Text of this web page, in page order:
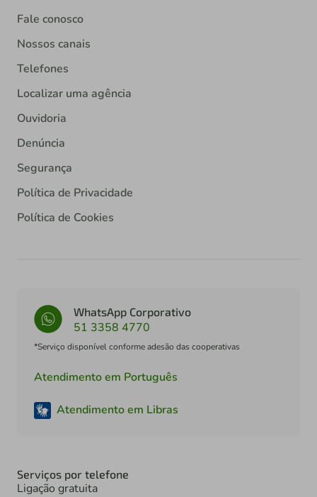
Fale conosco
Nossos canais
Telefones
Localizar uma agência
Ouvidoria
Denúncia
Segurança
Política de Privacidade
Política de Cookies
WhatsApp Corporativo
51 3358 4770
*Serviço disponível conforme adesão das cooperativas
Atendimento em Português
Atendimento em Libras
Serviços por telefone
Ligação gratuita